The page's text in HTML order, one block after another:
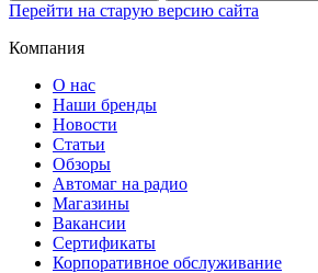
Перейти на старую версию сайта
Компания
О нас
Наши бренды
Новости
Статьи
Обзоры
Автомаг на радио
Магазины
Вакансии
Сертификаты
Корпоративное обслуживание